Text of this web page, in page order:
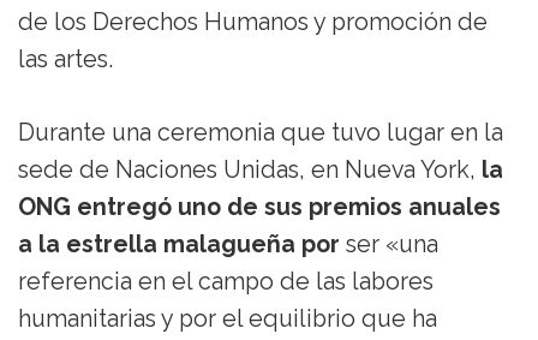
de los Derechos Humanos y promoción de
las artes.
Durante una ceremonia que tuvo lugar en la
sede de Naciones Unidas, en Nueva York, la
ONG entregó uno de sus premios anuales
a la estrella malagueña por ser «una
referencia en el campo de las labores
humanitarias y por el equilibrio que ha